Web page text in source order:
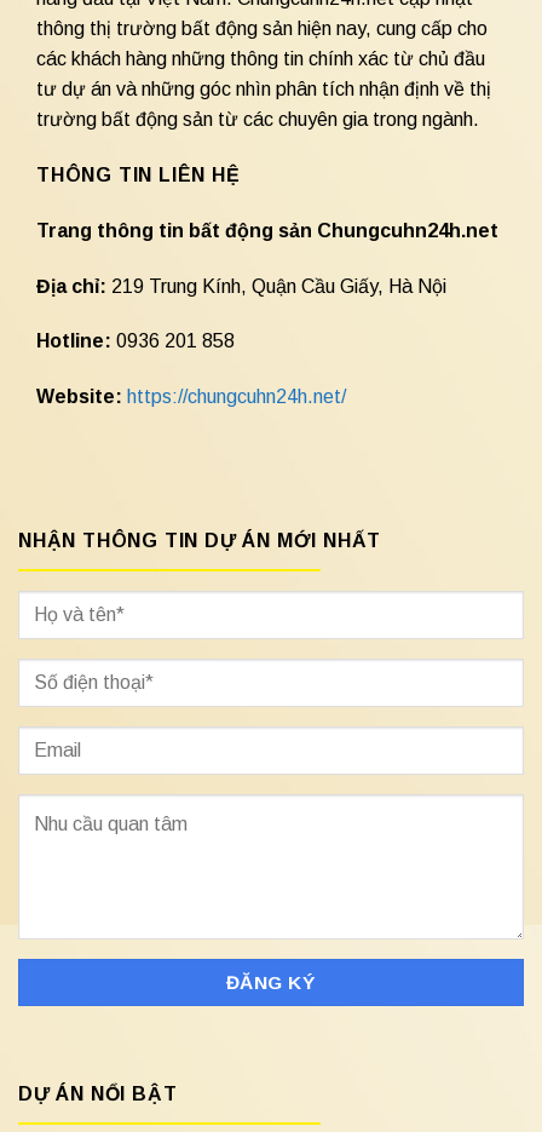
thông thị trường bất động sản hiện nay, cung cấp cho
các khách hàng những thông tin chính xác từ chủ đầu
tư dự án và những góc nhìn phân tích nhận định về thị
trường bất động sản từ các chuyên gia trong ngành.
THÔNG TIN LIÊN HỆ
Trang thông tin bất động sản Chungcuhn24h.net
Địa chỉ: 219 Trung Kính, Quận Cầu Giấy, Hà Nội
Hotline: 0936 201 858
Website: https://chungcuhn24h.net/
NHẬN THÔNG TIN DỰ ÁN MỚI NHẤT
DỰ ÁN NỔI BẬT